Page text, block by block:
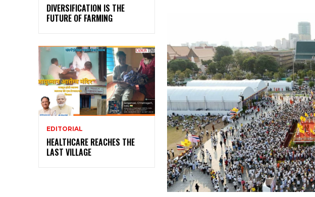
DIVERSIFICATION IS THE
FUTURE OF FARMING
EDITORIAL
HEALTHCARE REACHES THE
LAST VILLAGE